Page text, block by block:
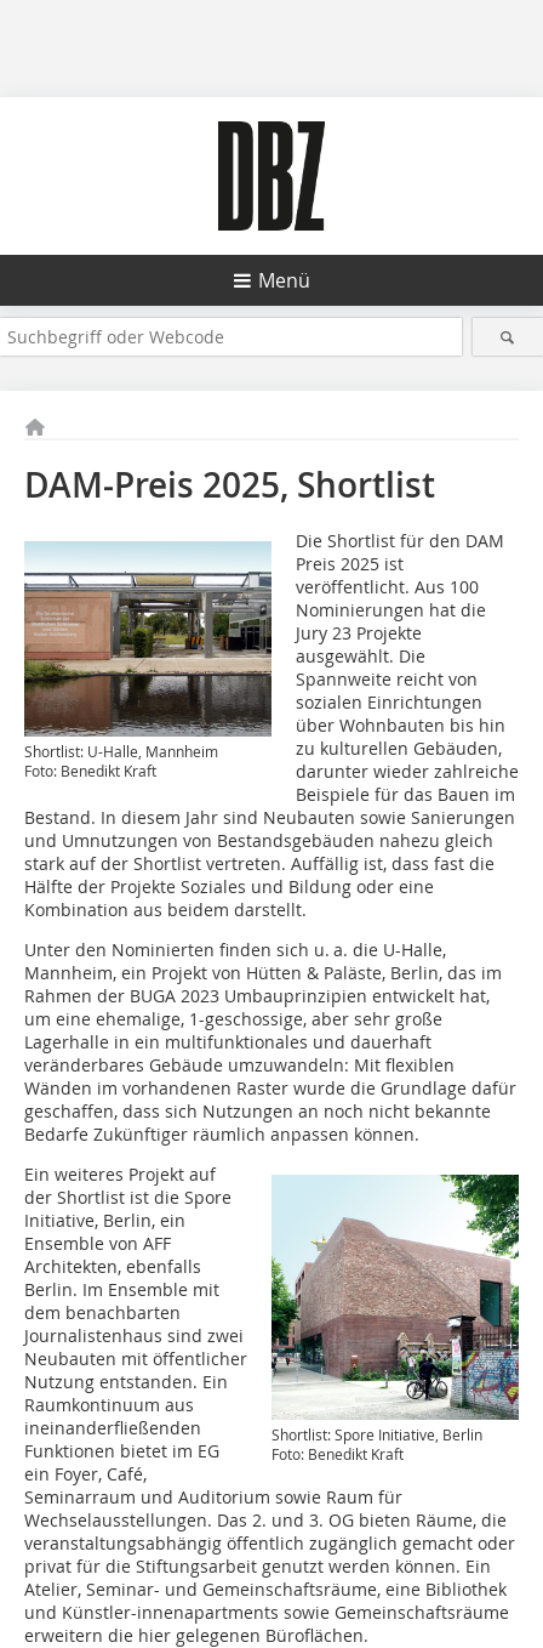
Menü
DAM-Preis 2025, Shortlist
Shortlist: U-Halle, Mannheim
Foto: Benedikt Kraft
Die Shortlist für den DAM
Preis 2025 ist
veröffentlicht. Aus 100
Nominierungen hat die
Jury 23 Projekte
ausgewählt. Die
Spannweite reicht von
sozialen Einrichtungen
über Wohnbauten bis hin
zu kulturellen Gebäuden,
darunter wieder zahlreiche
Beispiele für das Bauen im
Bestand. In diesem Jahr sind Neubauten sowie Sanierungen
und Umnutzungen von Bestandsgebäuden nahezu gleich
stark auf der Shortlist vertreten. Auffällig ist, dass fast die
Hälfte der Projekte Soziales und Bildung oder eine
Kombination aus beidem darstellt.
Unter den Nominierten finden sich u. a. die U-Halle,
Mannheim, ein Projekt von Hütten & Paläs­te, Berlin, das im
Rahmen der BUGA 2023 Umbauprinzipien entwickelt hat,
um eine ehemalige, 1-geschossige, aber sehr große
Lagerhalle in ein multifunktionales und dauerhaft
veränderbares Gebäude umzuwandeln: Mit flexiblen
Wänden im vorhandenen Raster wurde die Grundlage dafür
geschaffen, dass sich Nutzungen an noch nicht bekannte
Bedarfe Zukünftiger räumlich anpassen können.
Shortlist: Spore Initiative, Berlin
Foto: Benedikt Kraft
Ein weiteres Projekt auf
der Shortlist ist die Spore
Initiative, Berlin, ein
Ensemble von AFF
Architekten, ebenfalls
Berlin. Im Ensemble mit
dem benachbarten
Journalistenhaus sind zwei
Neubauten mit öffentlicher
Nutzung entstanden. Ein
Raumkontinuum aus
ineinanderfließenden
Funktionen bietet im EG
ein Foyer, Café,
Seminarraum und Auditorium sowie Raum für
Wechselausstellungen. Das 2. und 3. OG bieten Räume, die
veranstaltungsabhängig öffentlich zugänglich gemacht oder
privat für die Stiftungsarbeit genutzt werden können. Ein
Atelier, Seminar- und Gemeinschaftsräume, eine Bibliothek
und Künstler-innenapartments sowie Gemeinschaftsräume
erweitern die hier gelegenen Büroflächen.